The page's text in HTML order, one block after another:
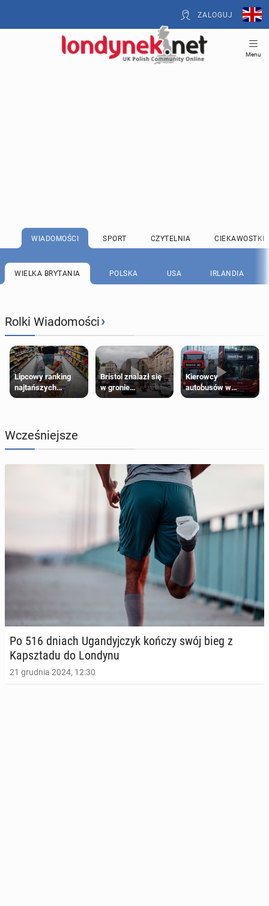
ZALOGUJ
Menu
WIADOMOŚCI SPORT CZYTELNIA CIEKAWOSTKI
WIELKA BRYTANIA POLSKA USA IRLANDIA
Rolki Wiadomości›
Lipcowy ranking
najtańszych
supermarketów
Bristol znalazł się
w gronie
najlepszych
Kierowcy
autobusów w
Londynie
Wcześniejsze
Po 516 dniach Ugan­dyj­czyk kończy swój bieg z
Kapsz­ta­du do Londynu
21 grudnia 2024, 12:30